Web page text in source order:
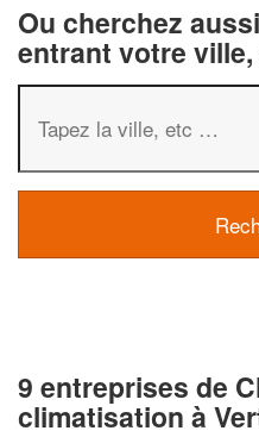
Ou cherchez
entrant votre
9 entreprises de
climatisation à